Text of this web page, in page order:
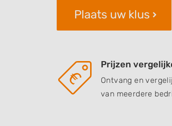
Plaats uw klus
Prijzen
Ontvang en
van meerdere